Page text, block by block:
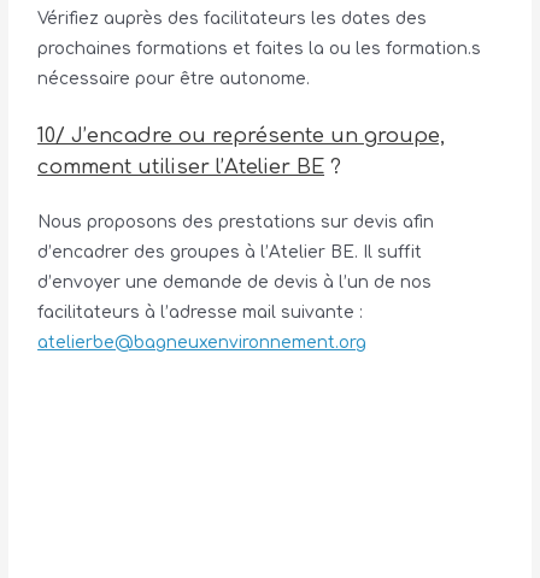
Vérifiez auprès des facilitateurs les dates des
prochaines formations et faites la ou les formation.s
nécessaire pour être autonome.
10/ J’encadre ou représente un groupe,
comment utiliser l’Atelier BE ?
Nous proposons des prestations sur devis afin
d’encadrer des groupes à l’Atelier BE. Il suffit
d’envoyer une demande de devis à l’un de nos
facilitateurs à l’adresse mail suivante :
atelierbe@bagneuxenvironnement.org